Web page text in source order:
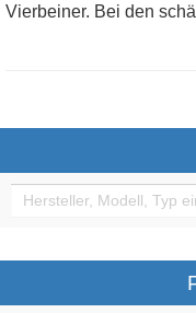
Vierbeiner. Bei den